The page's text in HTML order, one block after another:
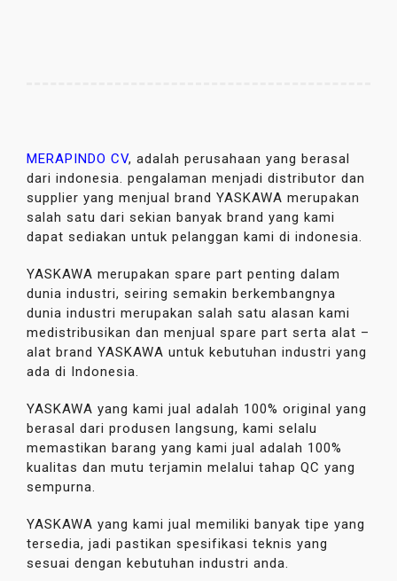
MERAPINDO CV, adalah perusahaan yang berasal
dari indonesia. pengalaman menjadi distributor dan
supplier yang menjual brand YASKAWA merupakan
salah satu dari sekian banyak brand yang kami
dapat sediakan untuk pelanggan kami di indonesia.
YASKAWA merupakan spare part penting dalam
dunia industri, seiring semakin berkembangnya
dunia industri merupakan salah satu alasan kami
medistribusikan dan menjual spare part serta alat –
alat brand YASKAWA untuk kebutuhan industri yang
ada di Indonesia.
YASKAWA yang kami jual adalah 100% original yang
berasal dari produsen langsung, kami selalu
memastikan barang yang kami jual adalah 100%
kualitas dan mutu terjamin melalui tahap QC yang
sempurna.
YASKAWA yang kami jual memiliki banyak tipe yang
tersedia, jadi pastikan spesifikasi teknis yang
sesuai dengan kebutuhan industri anda.